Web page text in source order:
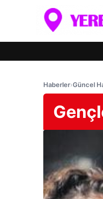
Haberler›Güncel